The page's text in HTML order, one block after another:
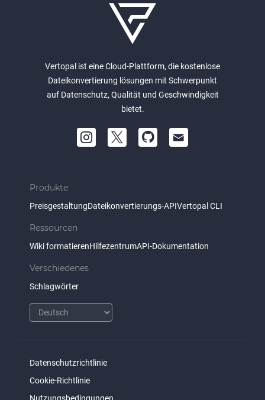
Vertopal ist eine Cloud-Plattform, die kostenlose
Dateikonvertierung lösungen mit Schwerpunkt
auf Datenschutz, Qualität und Geschwindigkeit
bietet.
Produkte
PreisgestaltungDateikonvertierungs-APIVertopal CLI
Ressourcen
Wiki formatierenHilfezentrumAPI-Dokumentation
Verschiedenes
Schlagwörter
Datenschutzrichtlinie
Cookie-Richtlinie